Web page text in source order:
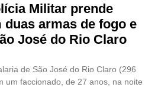
Militar prende
armas de fogo e
José do Rio Claro
de São José do Rio Claro (296
um faccionado, de 27 anos, na noite